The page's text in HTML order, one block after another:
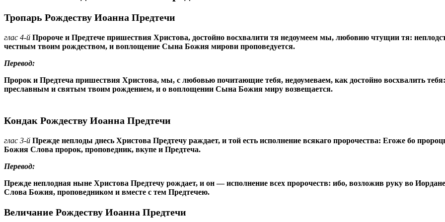
Тропарь Рождеству Иоанна Предтечи
глас 4-й Пророче и Предтече пришествия Христова, достойно восхвалити тя недоумеем мы, любовию чтущии тя:
честным твоим рождеством, и воплощение Сына Божия мирови проповедуется.
Перевод:
Пророк и Предтеча пришествия Христова, мы, с любовью почитающие тебя, недоумеваем, как достойно восхвалить
преславным и святым твоим рождением, и о воплощении Сына Божия миру возвещается.
Кондак Рождеству Иоанна Предтечи
глас 3-й Прежде неплоды днесь Христова Предтечу раждает, и той есть исполнение всякаго пророчества: Егоже бо
Божия Слова пророк, проповедник, вкупе и Предтеча.
Перевод:
Прежде неплодная ныне Христова Предтечу рождает, и он — исполнение всех пророчеств: ибо, возложив руку во
Слова Божия, проповедником и вместе с тем Предтечею.
Величание Рождеству Иоанна Предтечи